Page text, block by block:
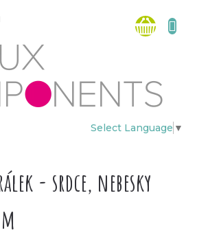
Select Language ▼
košík
- srdce, nebesky